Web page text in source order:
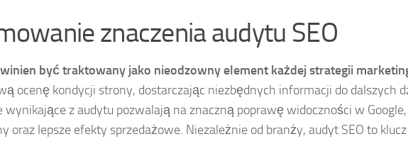
znaczenia audytu SEO
być traktowany jako nieodzowny element każdej strategii
ocenę kondycji strony, dostarczając niezbędnych informacji do dalszych
wynikające z audytu pozwalają na znaczną poprawę widoczności w
oraz lepsze efekty sprzedażowe. Niezależnie od branży, audyt SEO to